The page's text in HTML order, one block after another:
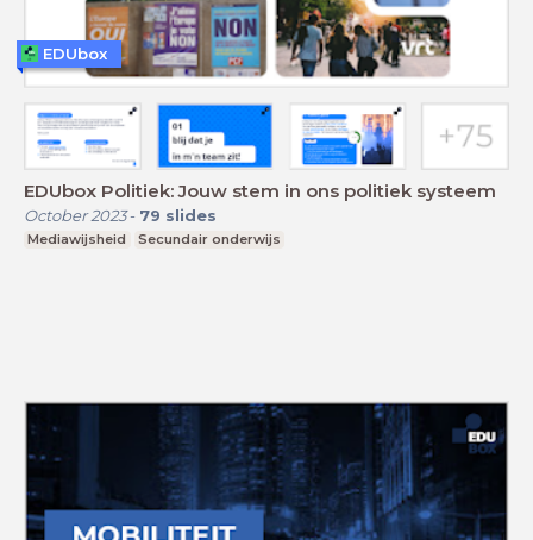
EDUbox Politiek: Jouw stem in ons politiek systeem
October 2023- 79 slides
Mediawijsheid Secundair onderwijs
EDUbox